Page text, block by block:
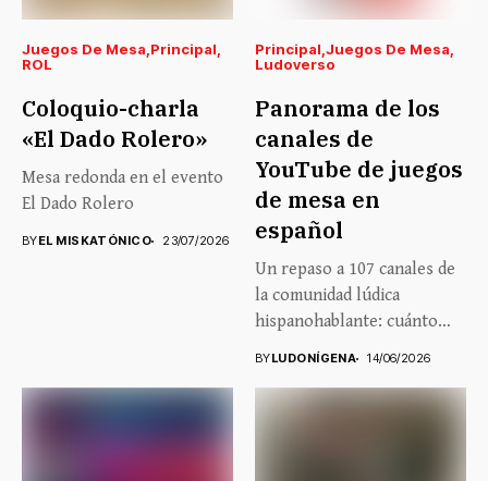
Juegos De Mesa Principal
ROL
Coloquio-charla
«El Dado Rolero»
Mesa redonda en el evento
El Dado Rolero
BYEL MISKATÓNICO 23/07/2026
Principal Juegos De Mesa
Ludoverso
Panorama de los
canales de
YouTube de juegos
de mesa en
español
Un repaso a 107 canales de
la comunidad lúdica
hispanohablante: cuánto
crecen,...
BYLUDONÍGENA 14/06/2026